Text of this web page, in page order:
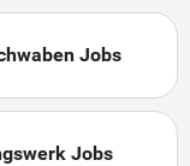
Jobs
Jobs